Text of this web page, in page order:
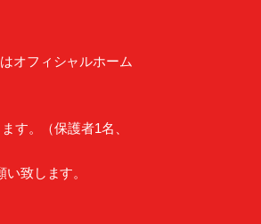
オフィシャルホーム
す。（保護者1名、
致します。